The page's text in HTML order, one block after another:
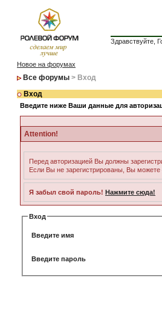
Здравствуйте,
Новое на форумах
Все форумы > Вход
Вход
Введите ниже Ваши данные для
Attention!
Перед авторизацией Вы должны
Если Вы не зарегистрированы, Вы
Я забыл свой пароль! Нажмите сюда!
Вход
Введите имя
Введите пароль